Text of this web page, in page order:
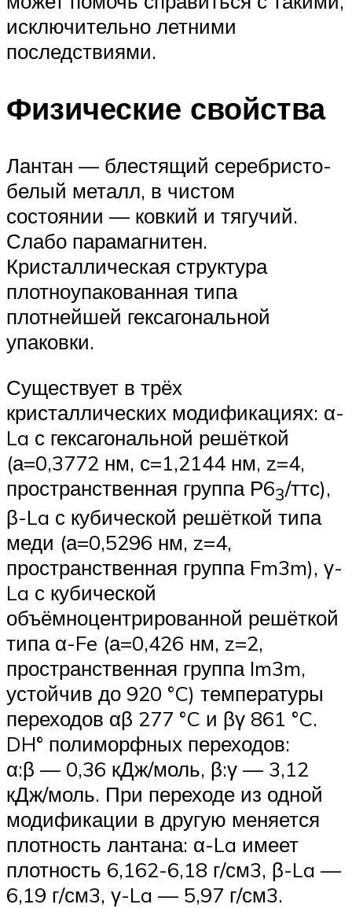
исключительно летними
последствиями.
Физические свойства
Лантан — блестящий серебристо-
белый металл, в чистом
состоянии — ковкий и тягучий.
Слабо парамагнитен.
Кристаллическая структура
плотноупакованная типа
плотнейшей гексагональной
упаковки.
Существует в трёх
кристаллических модификациях: α-
La с гексагональной решёткой
(а=0,3772 нм, с=1,2144 нм, z=4,
пространственная группа Р63/ттс),
β-La с кубической решёткой типа
меди (а=0,5296 нм, z=4,
пространственная группа Fm3m), γ-
La с кубической
объёмноцентрированной решёткой
типа α-Fe (а=0,426 нм, z=2,
пространственная группа Im3m,
устойчив до 920 °C) температуры
переходов αβ 277 °C и βγ 861 °C.
DH° полиморфных переходов:
α:β — 0,36 кДж/моль, β:γ — 3,12
кДж/моль. При переходе из одной
модификации в другую меняется
плотность лантана: α-La имеет
плотность 6,162-6,18 г/см3, β-La —
6,19 г/см3, γ-La — 5,97 г/см3.